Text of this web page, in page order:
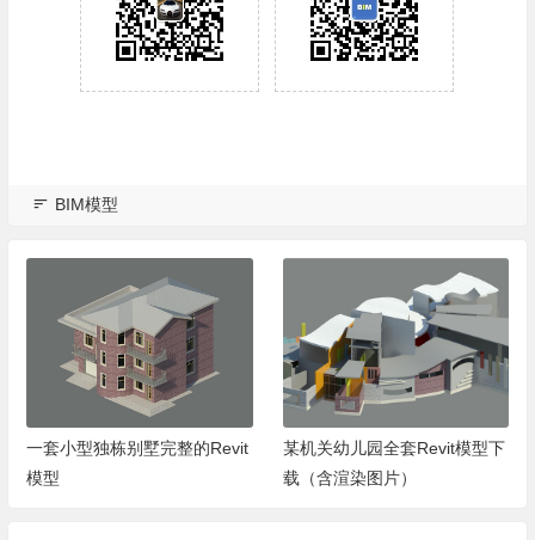
BIM模型
一套小型独栋别墅完整的Revit
模型
某机关幼儿园全套Revit模型下
载（含渲染图片）